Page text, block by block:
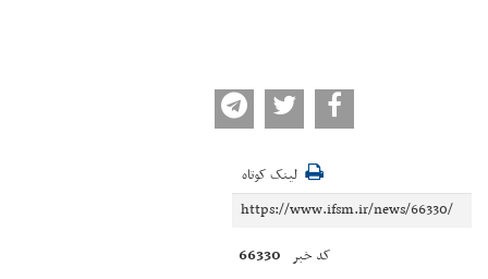
لینک کوتاه
کد خبر 66330